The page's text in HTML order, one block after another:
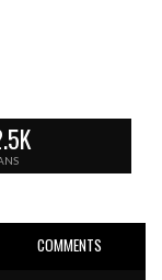
COMMENTS